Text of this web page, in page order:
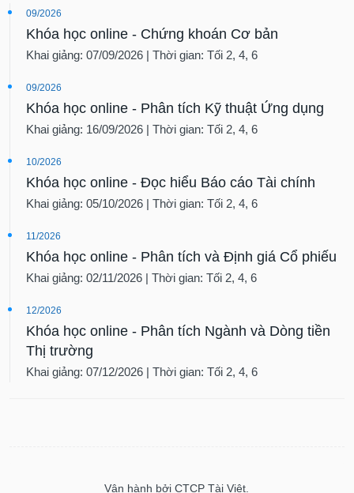
09/2026
Khóa học online - Chứng khoán Cơ bản
Khai giảng: 07/09/2026 | Thời gian: Tối 2, 4, 6
09/2026
Khóa học online - Phân tích Kỹ thuật Ứng dụng
Khai giảng: 16/09/2026 | Thời gian: Tối 2, 4, 6
10/2026
Khóa học online - Đọc hiểu Báo cáo Tài chính
Khai giảng: 05/10/2026 | Thời gian: Tối 2, 4, 6
11/2026
Khóa học online - Phân tích và Định giá Cổ phiếu
Khai giảng: 02/11/2026 | Thời gian: Tối 2, 4, 6
12/2026
Khóa học online - Phân tích Ngành và Dòng tiền
Thị trường
Khai giảng: 07/12/2026 | Thời gian: Tối 2, 4, 6
Vận hành bởi CTCP Tài Việt.